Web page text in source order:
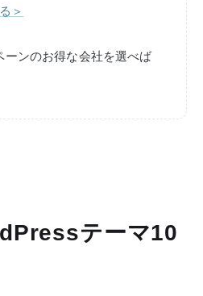
＞
ーンのお得な会社を選べば
テーマ10